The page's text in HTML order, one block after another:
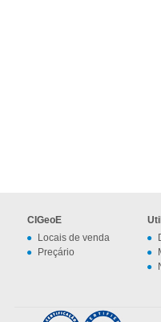
CIGeoE
Locais de venda
Preçário